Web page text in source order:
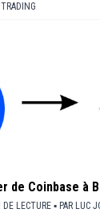
TRADING
de Coinbase à
LECTURE ▪ PAR LUC